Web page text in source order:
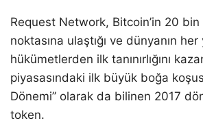
Request Network, Bitcoin’in 20 bin
noktasına ulaştığı ve dünyanın
hükümetlerden ilk tanınırlığını
piyasasındaki ilk büyük boğa
Dönemi” olarak da bilinen 2017
token.